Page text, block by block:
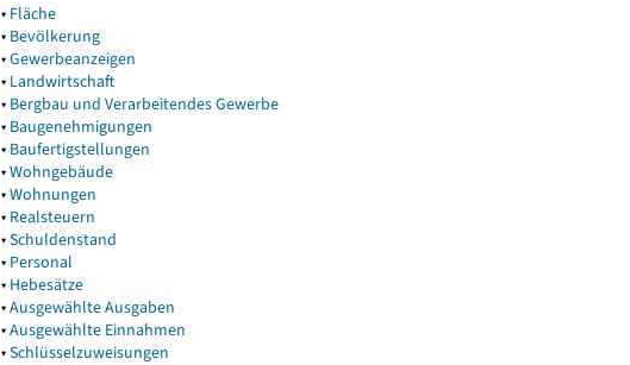
▾ Fläche
▾ Bevölkerung
▾Gewerbeanzeigen
▾ Landwirtschaft
▾ Bergbau und Verarbeitendes Gewerbe
▾ Baugenehmigungen
▾ Baufertigstellungen
▾Wohngebäude
▾Wohnungen
▾ Realsteuern
▾Schuldenstand
▾ Personal
▾ Hebesätze
▾Ausgewählte Ausgaben
▾Ausgewählte Einnahmen
▾Schlüsselzuweisungen